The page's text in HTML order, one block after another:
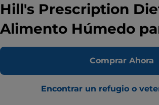
Hill's Prescription
Alimento Húmedo
Comprar Ahora
Encontrar un refugio o